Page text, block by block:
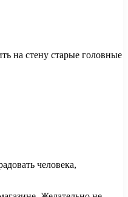
на стену старые головные
человека,